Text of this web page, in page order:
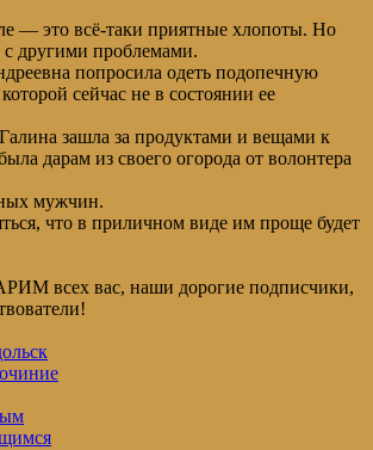
— это всё-таки приятные хлопоты. Но
другими проблемами.
попросила одеть подопечную
сейчас не в состоянии ее
зашла за продуктами и вещами к
дарам из своего огорода от волонтера
мужчин.
что в приличном виде им проще будет
всех вас, наши дорогие подписчики,